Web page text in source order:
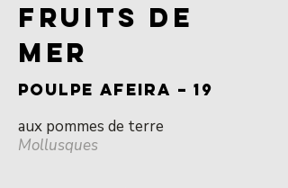
FRUITS DE
MER
POULPE AFEIRA – 19
aux pommes de terre
Mollusques